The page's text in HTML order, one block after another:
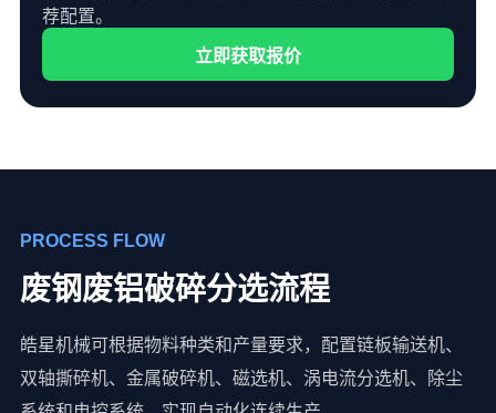
荐配置。
立即获取报价
PROCESS FLOW
废钢废铝破碎分选流程
皓星机械可根据物料种类和产量要求，配置链板输送机、
双轴撕碎机、金属破碎机、磁选机、涡电流分选机、除尘